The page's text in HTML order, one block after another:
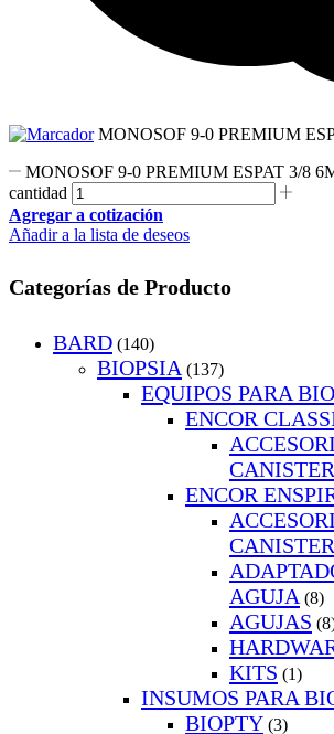
MONOSOF 9-0 PREMIUM
MONOSOF 9-0 PREMIUM ESPAT 3/8
cantidad
Agregar a cotización
Añadir a la lista de deseos
Categorías de Producto
BARD (140)
BIOPSIA (137)
EQUIPOS PARA
ENCOR
CANISTER
ENCOR
CANISTER
AGUJA (8)
AGUJAS
KITS (1)
INSUMOS PARA
BIOPTY (3)